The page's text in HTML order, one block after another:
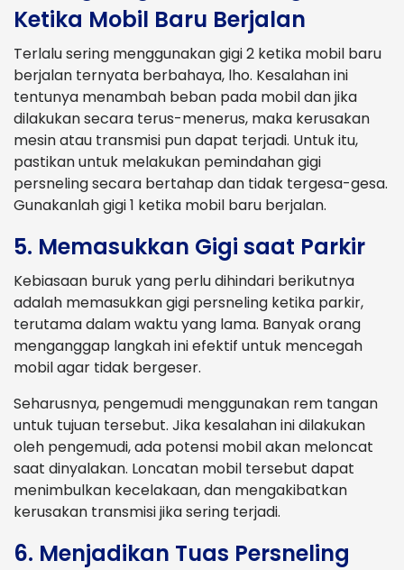
Ketika Mobil Baru Berjalan
Terlalu sering menggunakan gigi 2 ketika mobil baru
berjalan ternyata berbahaya, lho. Kesalahan ini
tentunya menambah beban pada mobil dan jika
dilakukan secara terus-menerus, maka kerusakan
mesin atau transmisi pun dapat terjadi. Untuk itu,
pastikan untuk melakukan pemindahan gigi
persneling secara bertahap dan tidak tergesa-gesa.
Gunakanlah gigi 1 ketika mobil baru berjalan.
5. Memasukkan Gigi saat Parkir
Kebiasaan buruk yang perlu dihindari berikutnya
adalah memasukkan gigi persneling ketika parkir,
terutama dalam waktu yang lama. Banyak orang
menganggap langkah ini efektif untuk mencegah
mobil agar tidak bergeser.
Seharusnya, pengemudi menggunakan rem tangan
untuk tujuan tersebut. Jika kesalahan ini dilakukan
oleh pengemudi, ada potensi mobil akan meloncat
saat dinyalakan. Loncatan mobil tersebut dapat
menimbulkan kecelakaan, dan mengakibatkan
kerusakan transmisi jika sering terjadi.
6. Menjadikan Tuas Persneling